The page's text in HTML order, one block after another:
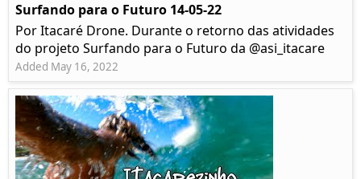
Surfando para o Futuro 14-05-22
Por Itacaré Drone. Durante o retorno das atividades
do projeto Surfando para o Futuro da @asi_itacare
Added May 16, 2022